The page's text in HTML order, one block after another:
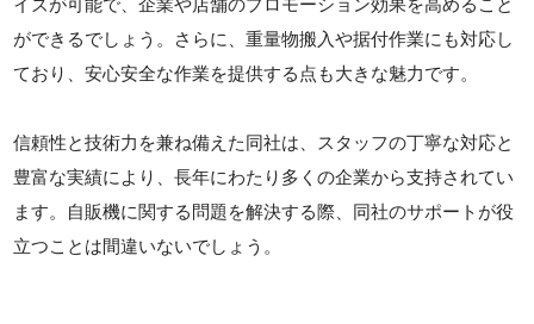
イズが可能で、企業や店舗のプロモーション効果を高めること
ができるでしょう。さらに、重量物搬入や据付作業にも対応し
ており、安心安全な作業を提供する点も大きな魅力です。
信頼性と技術力を兼ね備えた同社は、スタッフの丁寧な対応と
豊富な実績により、長年にわたり多くの企業から支持されてい
ます。自販機に関する問題を解決する際、同社のサポートが役
立つことは間違いないでしょう。